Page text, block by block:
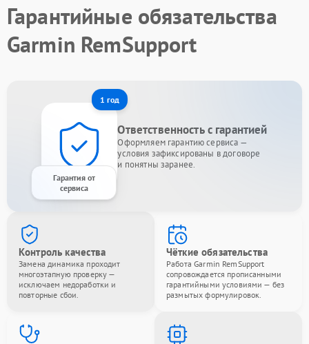
Гарантийные обязательства
Garmin RemSupport
1 год
Гарантия от
сервиса
Ответственность с гарантией
Оформляем гарантию сервиса —
условия зафиксированы в договоре
и понятны заранее.
Контроль качества
Замена динамика проходит
многоэтапную проверку —
исключаем недоработки и
повторные сбои.
Чёткие обязательства
Работа Garmin RemSupport
сопровождается прописанными
гарантийными условиями — без
размытых формулировок.